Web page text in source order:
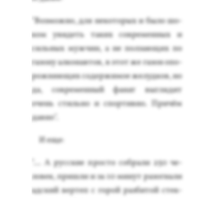
"Воз­можно, для не­кото­рых и бы­ло шо­
ком уви­деть та­ких сов­ре­мен­ных и
силь­ных муж­чин, а не пол­за­ющих по
га­зону ал­ко­нав­тов, в этот же га­зон опо­
рож­ня­ющих со­дер­жи­мое же­луд­ков, но
да, сов­ре­мен­ный фа­нат выг­ля­дит
очень стиль­но и спор­тивно. При­чём
дав­но".
И еще:
"… А рус­ские прос­то соб­ра­ли 250 че­
ловек, приш­ли и за 10 ми­нут ра­зог­на­ли
ад­ский вер­теп с го­рой раз­би­той стек­